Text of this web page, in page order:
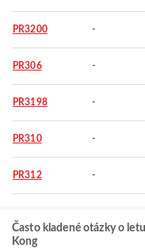
PR3200 -
PR306 -
PR3198 -
PR310 -
PR312 -
Často kladené otázky o
Kong